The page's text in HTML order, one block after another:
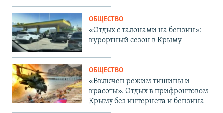
ОБЩЕСТВО
«Отдых с талонами на бензин»:
курортный сезон в Крыму
ОБЩЕСТВО
«Включен режим тишины и
красоты». Отдых в прифронтовом
Крыму без интернета и бензина